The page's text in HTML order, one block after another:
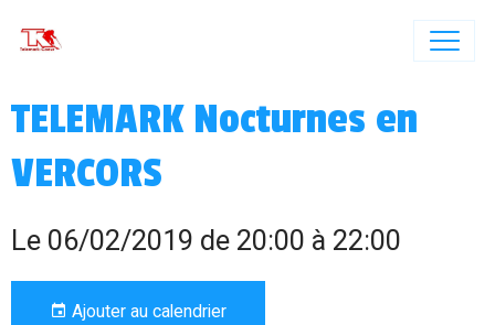
TELEMARK Nocturnes en
VERCORS
Le 06/02/2019 de 20:00 à 22:00
Ajouter au calendrier